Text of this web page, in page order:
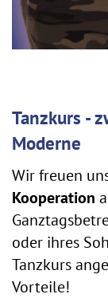
Tanzkurs -
Moderne
Wir freuen
Kooperation
oder ihres
Tanzkurs
Vorteile!